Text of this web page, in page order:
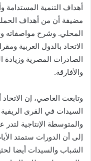
أهداف التنمية المستدامة
مضيفة أن من أهداف
المحلي. وشرح مواصفاته
الاتحاد بالدول العربية
الصادرات المصرية وزيادة
والأفارقة.
وتابعت العاصي، إن
السيدات في القرى
والمتوسطة الإنتاجية
إلى أن الدورات ستمتد
الشباب والسيدات أيضا